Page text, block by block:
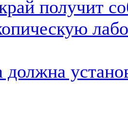
получит
должна